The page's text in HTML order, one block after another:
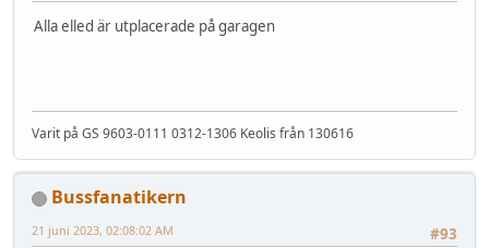
Alla elled är utplacerade på garagen
Varit på GS 9603-0111 0312-1306 Keolis från 130616
Bussfanatikern
#93
21 juni 2023, 02:08:02 AM